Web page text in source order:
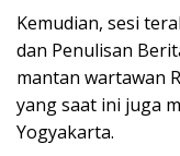
Kemudian, sesi
dan Penulisan
mantan wartawan
yang saat ini juga
Yogyakarta.